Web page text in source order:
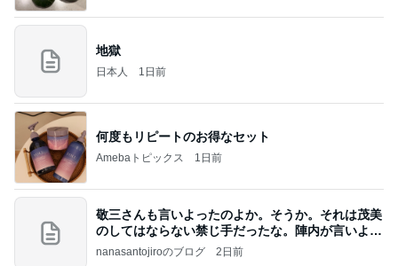
地獄
日本人 1日前
何度もリピートのお得なセット
Amebaトピックス 1日前
敬三さんも言いよったのよか。そうか。それは茂美
のしてはならない禁じ手だったな。陣内が言いよる
のよ
nanasantojiroのブログ 2日前